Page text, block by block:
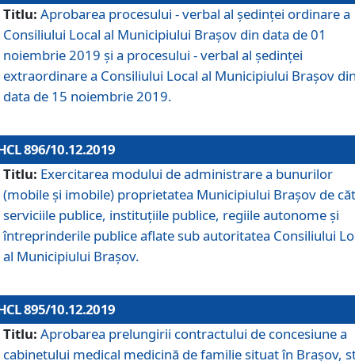
Titlu: Aprobarea procesului - verbal al şedinţei ordinare a
Consiliului Local al Municipiului Brașov din data de 01
noiembrie 2019 și a procesului - verbal al ședinței
extraordinare a Consiliului Local al Municipiului Brașov
data de 15 noiembrie 2019.
896/10.12.2019
Titlu: Exercitarea modului de administrare a bunurilor
(mobile și imobile) proprietatea Municipiului Brașov de
serviciile publice, instituțiile publice, regiile autonome și
întreprinderile publice aflate sub autoritatea Consiliului
al Municipiului Brașov.
895/10.12.2019
Titlu: Aprobarea prelungirii contractului de concesiune a
cabinetului medical medicină de familie situat în Braşov,